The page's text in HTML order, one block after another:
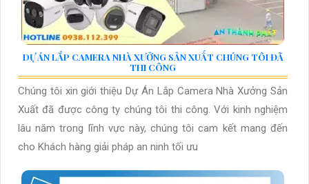
DỰ ÁN LẮP CAMERA NHÀ XƯỞNG SẢN XUẤT CHÚNG TÔI ĐÃ
THI CÔNG
Chúng tôi xin giới thiệu Dự Án Lắp Camera Nhà Xưởng Sản
Xuất đã được công ty chúng tôi thi công. Với kinh nghiệm
lâu năm trong lĩnh vực này, chúng tôi cam kết mang đến
cho Khách hàng giải pháp an ninh tối ưu